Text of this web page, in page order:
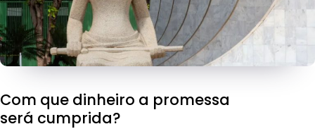
Com que dinheiro a promessa
será cumprida?